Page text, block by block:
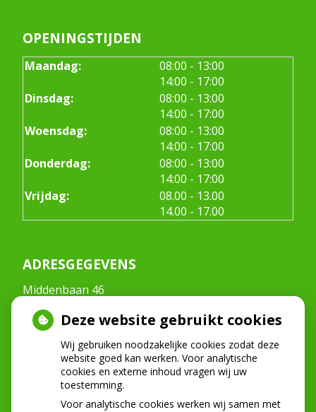
OPENINGSTIJDEN
Maandag: 08:00 tot
- 13:00
14:00 tot
- 17:00
Dinsdag:
08:00 tot
- 13:00
14:00 tot
- 17:00
Woensdag:
08:00 tot
- 13:00
14:00 tot
- 17:00
Donderdag:
08:00 tot
- 13:00
14:00 tot
- 17:00
Vrijdag:
08.00 tot
- 13.00
14.00 tot
- 17.00
ADRESGEGEVENS
Middenbaan 46
Tel:0180-222268
info@mondzorgmiddenbaan.nl
NIEUWS
Deze website gebruikt cookies
Wij gebruiken noodzakelijke cookies zodat deze
website goed kan werken. Voor analytische
cookies en externe inhoud vragen wij uw
toestemming.
Voor analytische cookies werken wij samen met